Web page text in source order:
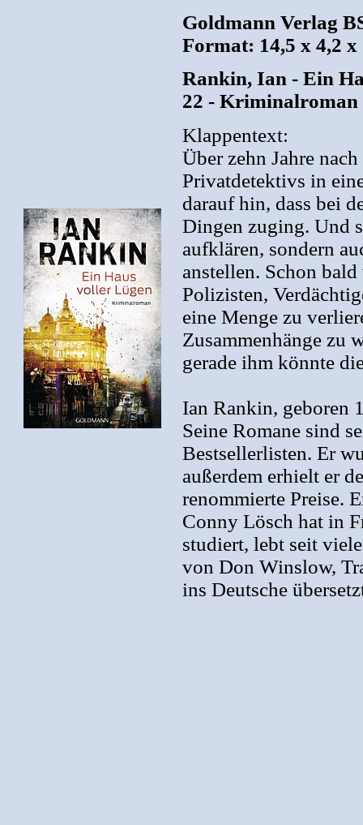
Goldmann Verlag
Format: 14,5 x 4,2 x
Rankin, Ian - Ein
22 - Kriminalroman
Klappentext:
Über zehn Jahre
Privatdetektivs in
darauf hin, dass bei
Dingen zuging. Und
aufklären, sondern
anstellen. Schon
Polizisten,
eine Menge zu
Zusammenhänge zu
gerade ihm könnte
Ian Rankin, geboren
Seine Romane sind
Bestsellerlisten. Er
außerdem erhielt er
renommierte Preise.
Conny Lösch hat in
studiert, lebt seit
von Don Winslow,
ins Deutsche